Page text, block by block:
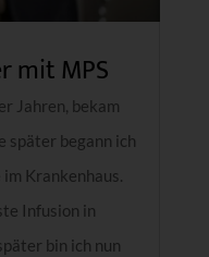
mit MPS
Jahren, bekam
später begann ich
Krankenhaus.
Infusion in
bin ich nun